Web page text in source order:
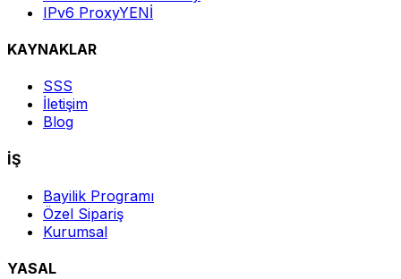
IPv6 ProxyYENİ
KAYNAKLAR
SSS
İletişim
Blog
İŞ
Bayilik Programı
Özel Sipariş
Kurumsal
YASAL